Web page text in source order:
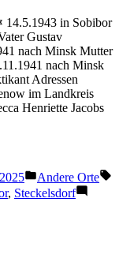
in Sobibor
Gustav
nach Minsk Mutter
nach Minsk
Adressen
im Landkreis
Henriette Jacobs
Veröffentlicht
in
Andere Orte
, Steckelsdorf